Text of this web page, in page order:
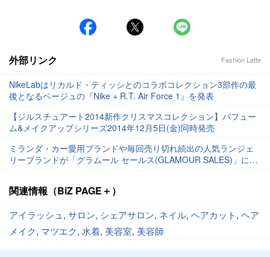
外部リンク Fashion Latte
NikeLabはリカルド・ティッシとのコラボコレクション3部作の最
後となるベージュの『Nike + R.T. Air Force 1』を発表
【ジルスチュアート2014新作クリスマスコレクション】パフュー
ム&メイクアップシリーズ2014年12月5日(金)同時発売
ミランダ・カー愛用ブランドや毎回売り切れ続出の人気ランジェ
リーブランドが「グラムール セールス(GLAMOUR SALES)」に登
関連情報（BiZ PAGE＋）
アイラッシュ , サロン, シェアサロン, ネイル, ヘアカット, ヘア
メイク, マツエク, 水着, 美容室, 美容師